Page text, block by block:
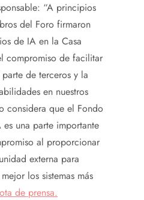
“A principios
del Foro firmaron
de IA en la Casa
compromiso de facilitar
de terceros y la
en nuestros
considera que el Fondo
una parte importante
al proporcionar
externa para
los sistemas más
de prensa.